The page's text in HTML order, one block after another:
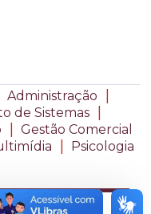
Administração |
de Sistemas |
| Gestão Comercial
| Psicologia